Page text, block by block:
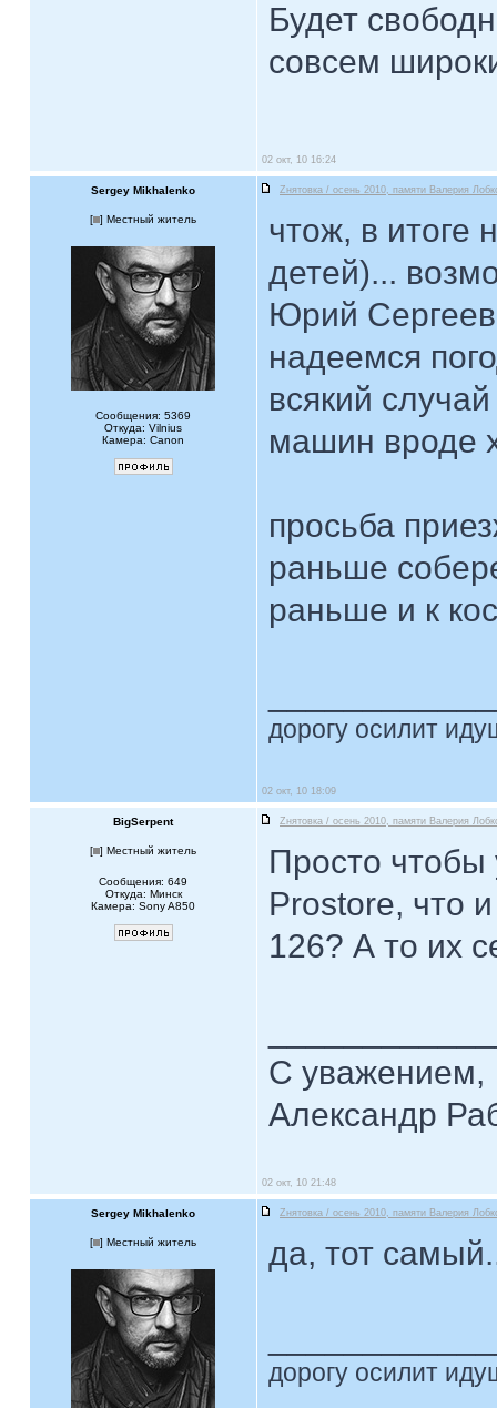
Будет
совсем
02 окт, 10 16:24
Sergey Mikhalenko Zнятовка / осень 2010, памяти Валерия
[ ] Местный житель
Сообщения: 5369
Откуда: Vilnius
Камера: Canon
чтож, в итоге
детей)...
Юрий
надеемся
всякий
машин вроде
просьба
раньше
раньше и к
дорогу осилит
02 окт, 10 18:09
BigSerpent Zнятовка / осень 2010, памяти Валерия
[ ] Местный житель
Сообщения: 649
Откуда: Минск
Камера: Sony A850
Просто чтобы
Prostore, что
126? А то их
С уважением,
Александр
02 окт, 10 21:48
Sergey Mikhalenko Zнятовка / осень 2010, памяти Валерия
[ ] Местный житель да, тот
дорогу осилит